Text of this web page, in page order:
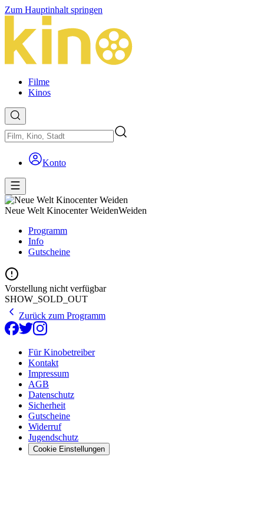
Zum Hauptinhalt springen
Filme
Kinos
Konto
Neue Welt Kinocenter WeidenWeiden
Programm
Info
Gutscheine
Vorstellung nicht verfügbar
SHOW_SOLD_OUT
Zurück zum Programm
Für Kinobetreiber
Kontakt
Impressum
AGB
Datenschutz
Sicherheit
Gutscheine
Widerruf
Jugendschutz
Cookie Einstellungen